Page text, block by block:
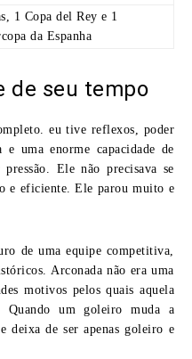
1 Copa del Rey e 1
da Espanha
de seu tempo
eu tive reflexos, poder
e uma enorme capacidade de
Ele não precisava se
e eficiente. Ele parou muito e
de uma equipe competitiva,
Arconada não era uma
motivos pelos quais aquela
Quando um goleiro muda a
deixa de ser apenas goleiro e